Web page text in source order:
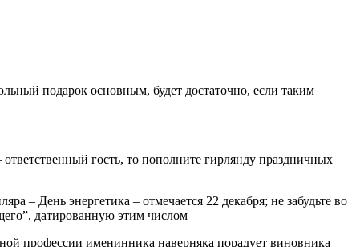
подарок основным, будет достаточно, если таким
гость, то пополните гирлянду праздничных
– День энергетика – отмечается 22 декабря; не забудьте во
датированную этим числом
профессии именинника наверняка порадует виновника